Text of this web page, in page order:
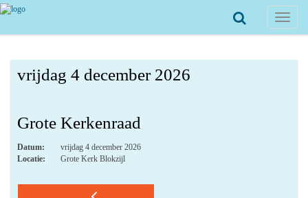
Toggle
vrijdag 4 december 2026
Grote Kerkenraad
Datum:
vrijdag 4 december 2026
Locatie:
Grote Kerk Blokzijl